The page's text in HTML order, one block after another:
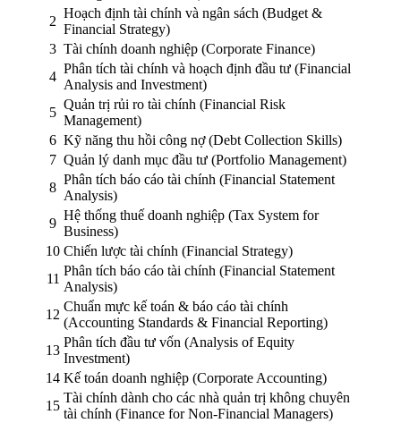
2
Hoạch định tài chính và ngân sách (Budget &
Financial Strategy)
3 Tài chính doanh nghiệp (Corporate Finance)
4
Phân tích tài chính và hoạch định đầu tư (Financial
Analysis and Investment)
5
Quản trị rủi ro tài chính (Financial Risk
Management)
6 Kỹ năng thu hồi công nợ (Debt Collection Skills)
7 Quản lý danh mục đầu tư (Portfolio Management)
8
Phân tích báo cáo tài chính (Financial Statement
Analysis)
9
Hệ thống thuế doanh nghiệp (Tax System for
Business)
10 Chiến lược tài chính (Financial Strategy)
11
Phân tích báo cáo tài chính (Financial Statement
Analysis)
12
Chuẩn mực kế toán & báo cáo tài chính
(Accounting Standards & Financial Reporting)
13
Phân tích đầu tư vốn (Analysis of Equity
Investment)
14 Kế toán doanh nghiệp (Corporate Accounting)
15
Tài chính dành cho các nhà quản trị không chuyên
tài chính (Finance for Non-Financial Managers)